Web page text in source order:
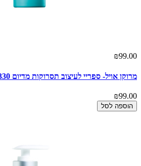
₪99.00
מרוקן אויל- ספריי לעיצוב תסרוקות מדיום 330 מ"ל
₪99.00
הוספה לסל